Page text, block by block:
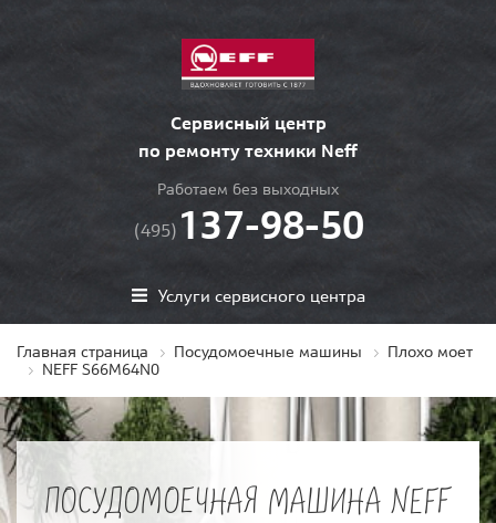
Сервисный центр
по ремонту техники Neff
Работаем без выходных
(495) 137-98-50
Услуги сервисного центра
Главная страница Посудомоечные машины
Плохо моет
NEFF S66M64N0
ПОСУДОМОЕЧНАЯ МАШИНА NEFF